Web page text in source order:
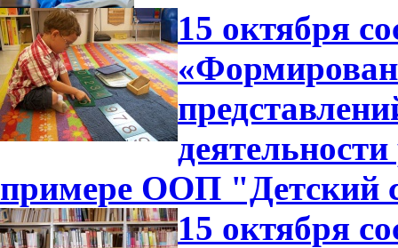
15 октября
примере ООП "Детский
15 октября